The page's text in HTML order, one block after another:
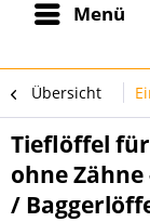
Menü
Übersicht
Tieflöffel für
ohne Zähne
/